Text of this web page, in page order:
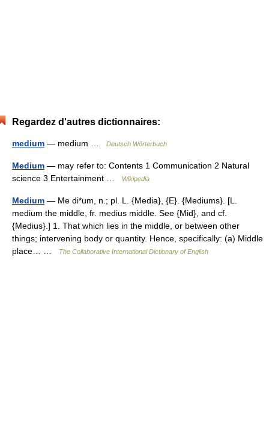
Regardez d'autres dictionnaires:
medium — medium … Deutsch Wörterbuch
Medium — may refer to: Contents 1 Communication 2 Natural
science 3 Entertainment …
Wikipedia
Medium — Me di*um, n.; pl. L. {Media}, {E}. {Mediums}. [L.
medium the middle, fr. medius middle. See {Mid}, and cf.
{Medius}.] 1. That which lies in the middle, or between other
things; intervening body or quantity. Hence, specifically: (a) Middle
place… …
The Collaborative International Dictionary of English